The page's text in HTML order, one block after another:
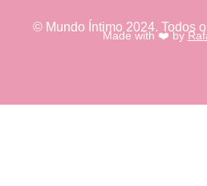
© Mundo Íntimo 2024. Todos
Made with ❤️ by